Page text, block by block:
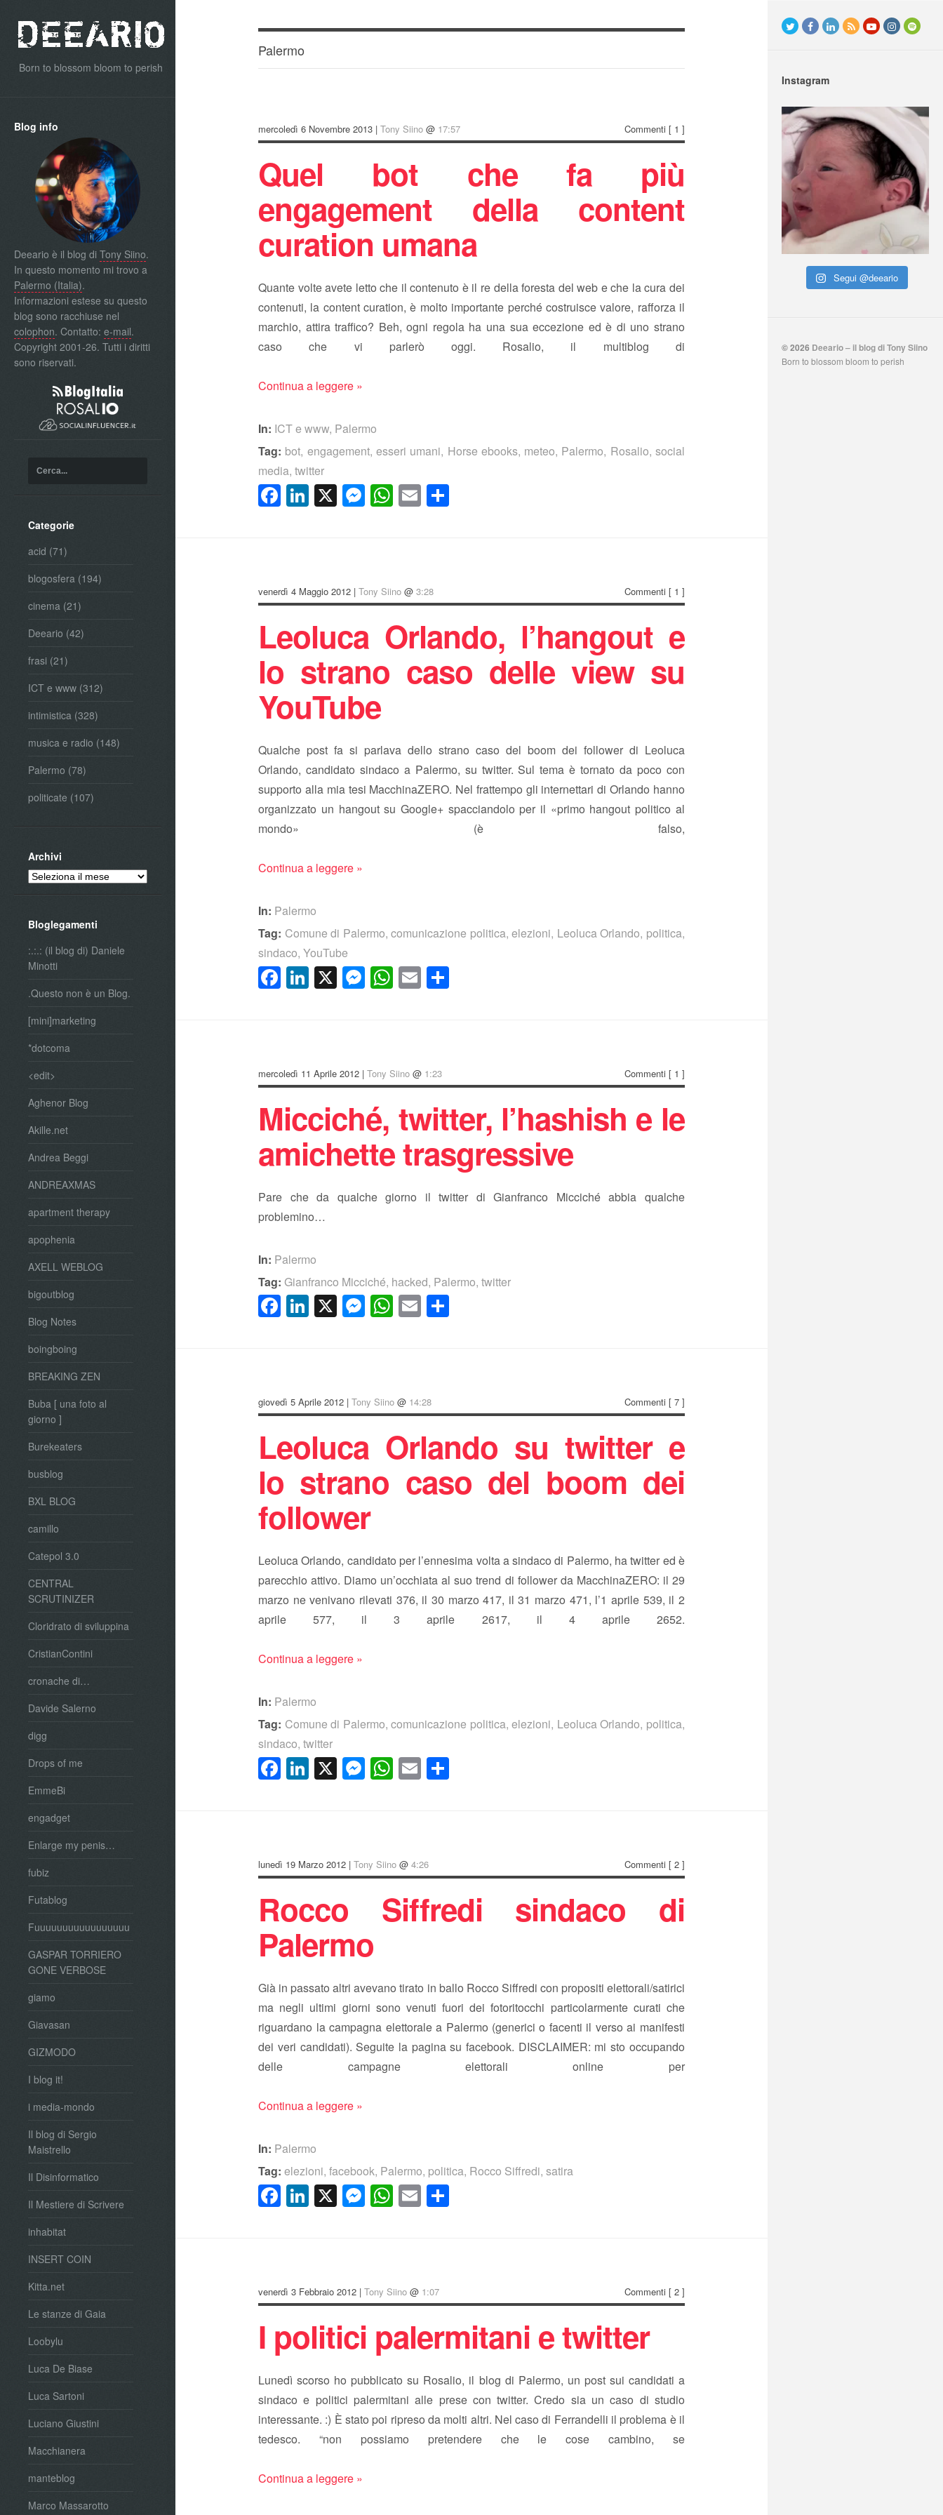
Born to blossom bloom to perish
Blog info
Deeario è il blog di Tony Siino.
In questo momento mi trovo a
Palermo (Italia).
Informazioni estese su questo
blog sono racchiuse nel
colophon. Contatto: e-mail.
Copyright 2001-26. Tutti i diritti
sono riservati.
Categorie
acid (71)
blogosfera (194)
cinema (21)
Deeario (42)
frasi (21)
ICT e www (312)
intimistica (328)
musica e radio (148)
Palermo (78)
politicate (107)
Archivi
Archivi
Bloglegamenti
:.:.: (il blog di) Daniele
Minotti
.Questo non è un Blog.
[mini]marketing
*dotcoma
<edit>
Aghenor Blog
Akille.net
Andrea Beggi
ANDREAXMAS
apartment therapy
apophenia
AXELL WEBLOG
bigoutblog
Blog Notes
boingboing
BREAKING ZEN
Buba [ una foto al
giorno ]
Burekeaters
busblog
BXL BLOG
camillo
Catepol 3.0
CENTRAL
SCRUTINIZER
Cloridrato di sviluppina
CristianContini
cronache di…
Davide Salerno
digg
Drops of me
EmmeBi
engadget
Enlarge my penis…
fubiz
Futablog
Fuuuuuuuuuuuuuuuuu
GASPAR TORRIERO
GONE VERBOSE
giamo
Giavasan
GIZMODO
I blog it!
i media-mondo
Il blog di Sergio
Maistrello
Il Disinformatico
Il Mestiere di Scrivere
inhabitat
INSERT COIN
Kitta.net
Le stanze di Gaia
Loobylu
Luca De Biase
Luca Sartoni
Luciano Giustini
Macchianera
manteblog
Marco Massarotto
Palermo
mercoledì 6 Novembre 2013 |Tony Siino @ 17:57 Commenti [ 1 ]
Quel bot che fa più
engagement della content
curation umana
Quante volte avete letto che il contenuto è il re della foresta del web e che la cura dei
contenuti, la content curation, è molto importante perché costruisce valore, rafforza il
marchio, attira traffico? Beh, ogni regola ha una sua eccezione ed è di uno strano
caso che vi parlerò oggi. Rosalio, il multiblog di
Continua a leggere »
In: ICT e www, Palermo
Tag: bot, engagement, esseri umani, Horse ebooks, meteo, Palermo, Rosalio, social
media,twitter
Facebook
LinkedIn
X Messenger
WhatsApp
Email
venerdì 4 Maggio 2012 |Tony Siino @3:28 Commenti [ 1 ]
Leoluca Orlando, l’hangout e
lo strano caso delle view su
YouTube
Qualche post fa si parlava dello strano caso del boom dei follower di Leoluca
Orlando, candidato sindaco a Palermo, su twitter. Sul tema è tornato da poco con
supporto alla mia tesi MacchinaZERO. Nel frattempo gli internettari di Orlando hanno
organizzato un hangout su Google+ spacciandolo per il «primo hangout politico al
mondo» (è falso,
Continua a leggere »
In: Palermo
Tag: Comune di Palermo,comunicazione politica,elezioni, Leoluca Orlando, politica,
sindaco,YouTube
Facebook
LinkedIn
X Messenger
WhatsApp
Email
mercoledì 11 Aprile 2012 |Tony Siino @ 1:23 Commenti [ 1 ]
Micciché, twitter, l’hashish e le
amichette trasgressive
Pare che da qualche giorno il twitter di Gianfranco Micciché abbia qualche
problemino…
In: Palermo
Tag: Gianfranco Micciché, hacked, Palermo,twitter
Facebook
LinkedIn
X Messenger
WhatsApp
Email
giovedì 5 Aprile 2012 |Tony Siino @ 14:28 Commenti [ 7 ]
Leoluca Orlando su twitter e
lo strano caso del boom dei
follower
Leoluca Orlando, candidato per l’ennesima volta a sindaco di Palermo, ha twitter ed è
parecchio attivo. Diamo un’occhiata al suo trend di follower da MacchinaZERO: il 29
marzo ne venivano rilevati 376, il 30 marzo 417, il 31 marzo 471, l’1 aprile 539, il 2
aprile 577, il 3 aprile 2617, il 4 aprile 2652.
Continua a leggere »
In: Palermo
Tag: Comune di Palermo,comunicazione politica,elezioni, Leoluca Orlando, politica,
sindaco,twitter
Facebook
LinkedIn
X Messenger
WhatsApp
Email
lunedì 19 Marzo 2012 |Tony Siino @4:26 Commenti [ 2 ]
Rocco Siffredi sindaco di
Palermo
Già in passato altri avevano tirato in ballo Rocco Siffredi con propositi elettorali/satirici
ma negli ultimi giorni sono venuti fuori dei fotoritocchi particolarmente curati che
riguardano la campagna elettorale a Palermo (generici o facenti il verso ai manifesti
dei veri candidati). Seguite la pagina su facebook. DISCLAIMER: mi sto occupando
delle campagne elettorali online per
Continua a leggere »
In: Palermo
Tag: elezioni,facebook, Palermo, politica, Rocco Siffredi,satira
Facebook
LinkedIn
X Messenger
WhatsApp
Email
venerdì 3 Febbraio 2012 |Tony Siino @ 1:07 Commenti [ 2 ]
I politici palermitani e twitter
Lunedì scorso ho pubblicato su Rosalio, il blog di Palermo, un post sui candidati a
sindaco e politici palermitani alle prese con twitter. Credo sia un caso di studio
interessante. :) È stato poi ripreso da molti altri. Nel caso di Ferrandelli il problema è il
tedesco. “non possiamo pretendere che le cose cambino, se
Continua a leggere »
Instagram
Segui @deeario
© 2026 Deeario – il blog di Tony Siino
Born to blossom bloom to perish